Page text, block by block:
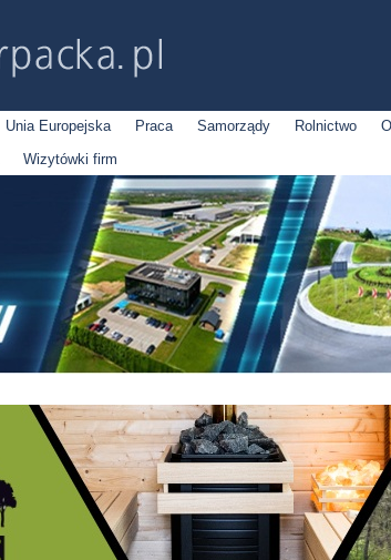
Unia Europejska Praca Samorządy Rolnictwo
Wizytówki firm